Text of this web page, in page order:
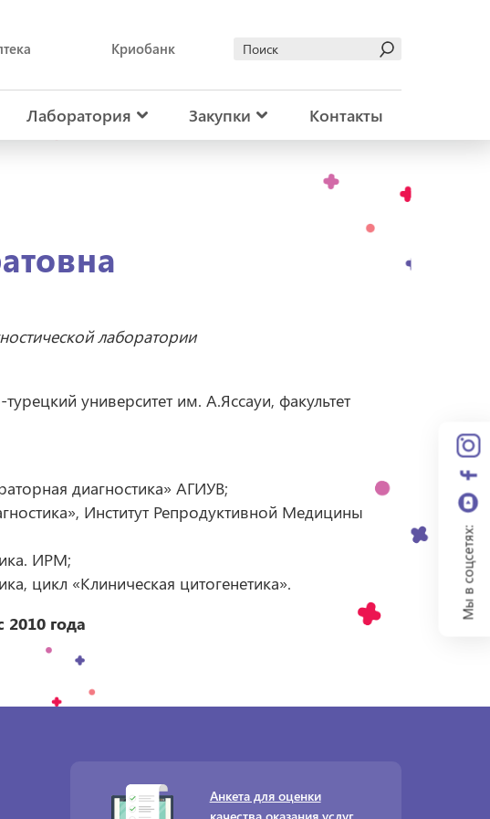
Криобанк
Лаборатория Закупки Контакты
лаборатории
университет им. А.Яссауи, факультет
диагностика» АГИУВ;
Институт Репродуктивной Медицины
ИРМ;
цикл «Клиническая цитогенетика».
2010 года
Анкета для оценки
Мы в соцсетях: